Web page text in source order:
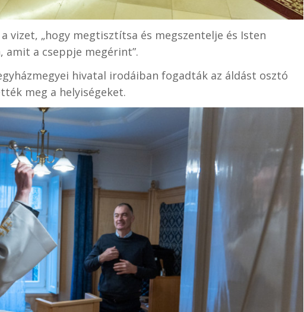
vizet, „hogy megtisztítsa és megszentelje és Isten
amit a cseppje megérint”.
hivatal irodáiban fogadták az áldást osztó
meg a helyiségeket.